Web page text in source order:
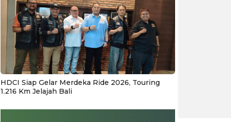
HDCI Siap Gelar Merdeka Ride 2026, Touring
1.216 Km Jelajah Bali